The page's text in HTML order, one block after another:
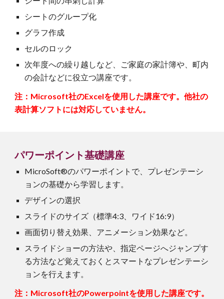
シートのグループ化
グラフ作成
セルのロック
次年度への繰り越しなど、ご家庭の家計簿や、町内
の会計などに役立つ講座です。
注：Microsoft社のExcelを使用した講座です。他社の
表計算ソフトには対応していません。
パワーポイント基礎講座
MicroSoft®のパワーポイントで、プレゼンテーシ
ョンの基礎から学習します。
デザインの選択
スライドのサイズ（標準4:3、ワイド16:9）
画面切り替え効果、アニメーション効果など。
スライドショーの方法や、指定ページへジャンプす
る方法など覚えておくとスマートなプレゼンテーシ
ョンを行えます。
注：Microsoft社のPowerpointを使用した講座です。